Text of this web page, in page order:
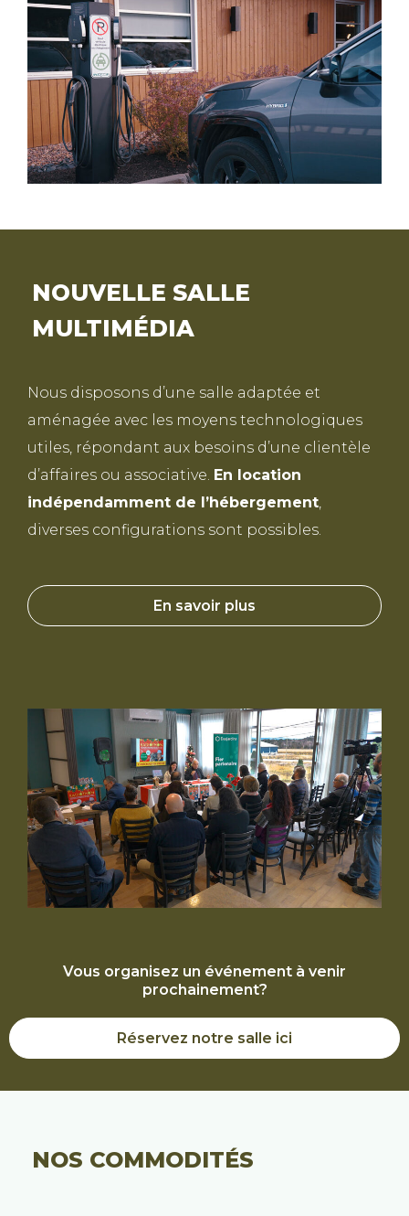
NOUVELLE SALLE
MULTIMÉDIA
Nous disposons d’une salle adaptée et
aménagée avec les moyens technologiques
utiles, répondant aux besoins d’une clientèle
d’affaires ou associative. En location
indépendamment de l’hébergement
diverses configurations sont possibles.
En savoir plus
Vous organisez un événement à venir
prochainement?
Réservez notre salle ici
NOS COMMODITÉS